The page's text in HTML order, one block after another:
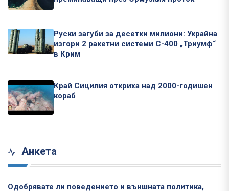
Руски загуби за десетки милиони: Украйна
изгори 2 ракетни системи С-400 „Триумф“
в Крим
Край Сицилия откриха над 2000-годишен
кораб
Анкета
Одобрявате ли поведението и външната политика,